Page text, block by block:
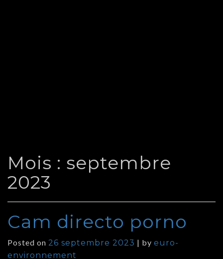
Mois : septembre
2023
Cam directo porno
Posted on 26 septembre 2023 | by euro-
environnement